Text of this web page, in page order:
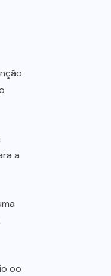
a
oo